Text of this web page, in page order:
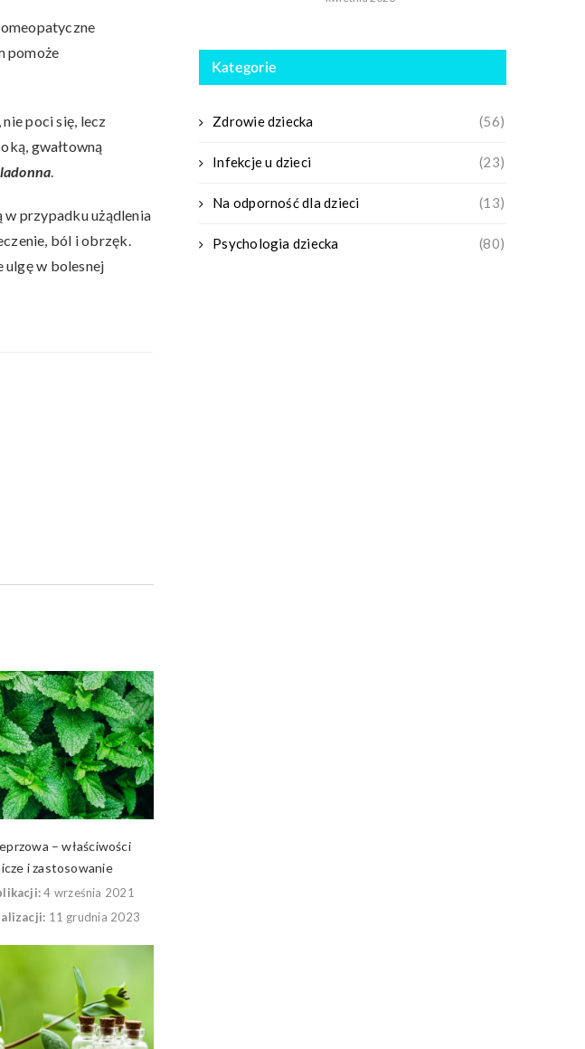
pomoże
poci się, lecz
gwałtowną
.
w przypadku użądlenia
ból i obrzęk.
ulgę w bolesnej
– właściwości
i zastosowanie
4 września 2021
11 grudnia 2023
Kategorie
Zdrowie dziecka (56)
Infekcje u dzieci (23)
Na odporność dla dzieci (13)
Psychologia dziecka (80)